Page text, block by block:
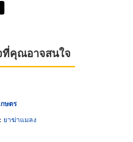
ที่คุณอาจสนใจ
ษตร
ยาฆ่าแมลง